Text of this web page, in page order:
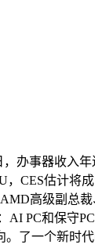
办事器收入年
，CES估计将
高级副总
AI PC和保守
了一个新时